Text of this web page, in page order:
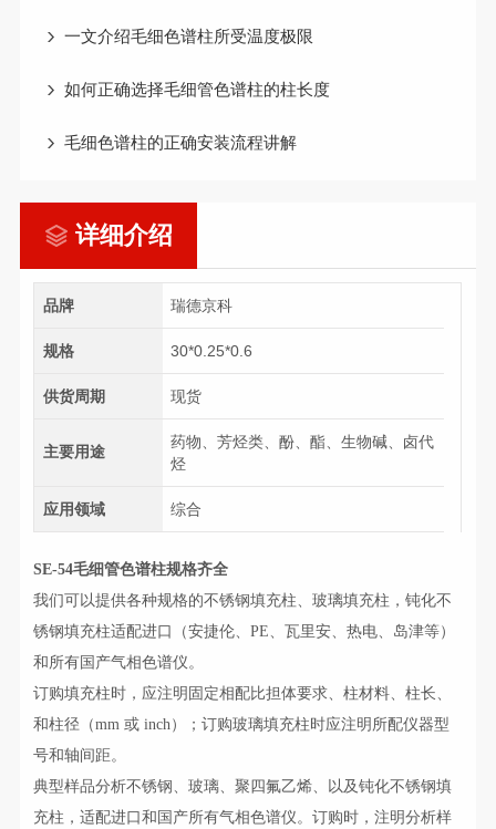
一文介绍毛细色谱柱所受温度极限
如何正确选择毛细管色谱柱的柱长度
毛细色谱柱的正确安装流程讲解
详细介绍
品牌 瑞德京科
规格 30*0.25*0.6
供货周期 现货
主要用途
药物、芳烃类、酚、酯、生物碱、卤代
烃
应用领域 综合
SE-54毛细管色谱柱规格齐全
我们可以提供各种规格的不锈钢填充柱、玻璃填充柱，钝化不
锈钢填充柱适配进口（安捷伦、PE、瓦里安、热电、岛津等）
和所有国产气相色谱仪。
订购填充柱时，应注明固定相配比担体要求、柱材料、柱长、
和柱径（mm 或 inch）；订购玻璃填充柱时应注明所配仪器型
号和轴间距。
典型样品分析不锈钢、玻璃、聚四氟乙烯、以及钝化不锈钢填
充柱，适配进口和国产所有气相色谱仪。订购时，注明分析样